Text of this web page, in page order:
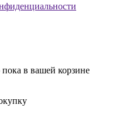
в вашей корзине